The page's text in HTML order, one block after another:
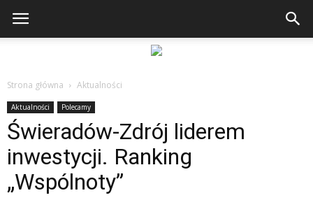
Strona główna Aktualności
Aktualności Polecamy
Świeradów-Zdrój liderem
inwestycji. Ranking
„Wspólnoty”